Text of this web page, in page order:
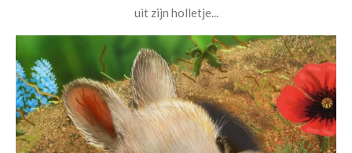
uit zijn holletje...